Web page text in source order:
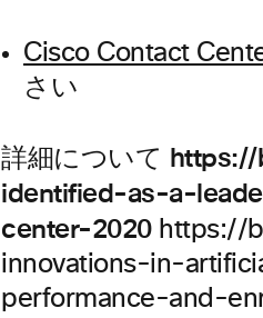
Cisco Contact
さい
詳細について
identified-as-a-
center-2020https://
innovations-in-
performance-and-